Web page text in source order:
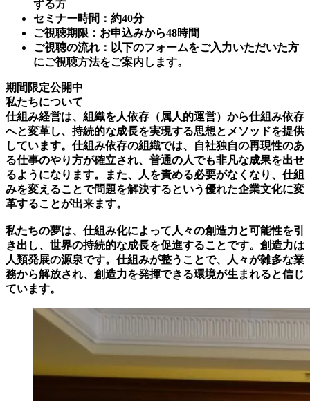
ずる方
セミナー時間：約40分
ご視聴期限：お申込みから48時間
ご視聴の流れ：以下のフォームをご入力いただいた方
にご視聴方法をご案内します。
期間限定公開中
私たちについて
仕組み経営は、組織を人依存（属人的運営）から仕組み依存
へと変革し、持続的な成長を実現する思想とメソッドを提供
しています。仕組み依存の組織では、自社独自の再現性のあ
る仕事のやり方が確立され、普通の人でも非凡な成果を出せ
るようになります。また、人を責める必要がなくなり、仕組
みを変えることで問題を解決するという優れた企業文化に変
革することが出来ます。
私たちの夢は、仕組み化によって人々の創造力と可能性を引
き出し、世界の持続的な成長を促進することです。創造力は
人類発展の源泉です。仕組みが整うことで、人々が雑多な業
務から解放され、創造力を発揮できる環境が生まれると信じ
ています。